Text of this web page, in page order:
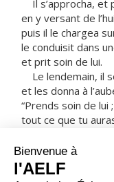
Il s’approcha, et
en y versant de
puis il le chargea
le conduisit dans
et prit soin de lui.
Le lendemain, il
et les donna à
“Prends soin de lui ;
tout ce que tu
Lequel des trois,
de l’homme tombé
Le docteur de la